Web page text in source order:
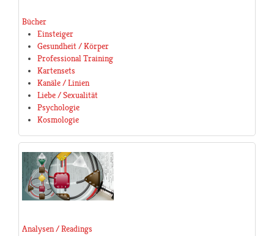
Bücher
Einsteiger
Gesundheit / Körper
Professional Training
Kartensets
Kanäle / Linien
Liebe / Sexualität
Psychologie
Kosmologie
Analysen / Readings